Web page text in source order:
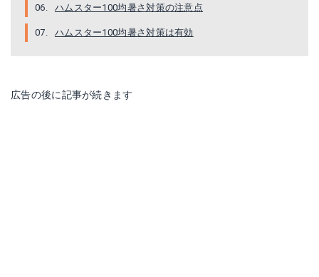
ハムスター100均暑さ対策の注意点
ハムスター100均暑さ対策は有効
広告の後に記事が続きます